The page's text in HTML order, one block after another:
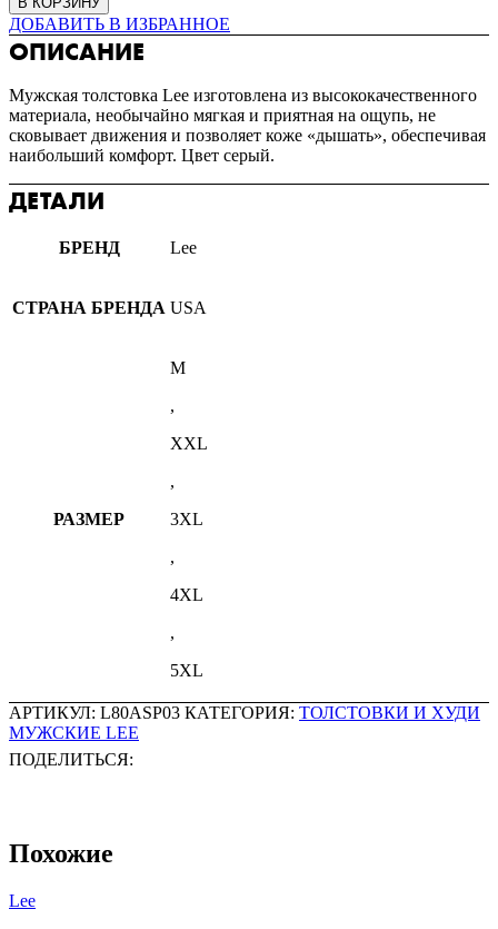
ДОБАВИТЬ В ИЗБРАННОЕ
ОПИСАНИЕ
Мужская толстовка Lee изготовлена из высококачественного
материала, необычайно мягкая и приятная на ощупь, не
сковывает движения и позволяет коже «дышать», обеспечивая
наибольший комфорт. Цвет серый.
ДЕТАЛИ
БРЕНД Lee
СТРАНА БРЕНДА USA
РАЗМЕР
M
,
XXL
,
3XL
,
4XL
,
5XL
АРТИКУЛ: L80ASP03 КАТЕГОРИЯ: ТОЛСТОВКИ И ХУДИ
МУЖСКИЕ LEE
ПОДЕЛИТЬСЯ:
Похожие
Lee